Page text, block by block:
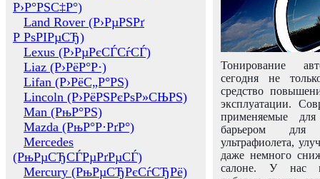
Р›Р°РЅС‡Р°)
Land Rover (Р›РµРЅРґ
Р РѕРІРµСЂ)
Lexus (Р›РµРєСЃСѓСЃ)
Liaz (Р›РёР°Р·)
Lifan (Р›РёС„Р°РЅ)
Lincoln (Р›РёРЅРєРѕР»СЊРЅ)
Man (РњР°РЅ)
Mazda (РњР°Р·РґР°)
Mercedes
(РњРµСЂСЃРµРґРµСЃ)
Mercury (РњРµСЂРєСѓСЂРё)
Тонирование
сегодня не
средство
эксплуатации.
применяемые
барьером для
ультрафиолета,
даже немного
салоне. У нас